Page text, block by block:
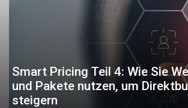
Smart Pricing Teil 4: Wie Sie
und Pakete nutzen, um
steigern